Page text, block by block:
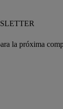
la próxima